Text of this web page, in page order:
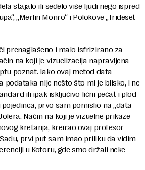
stajalo ili sedelo više ljudi nego ispred
„Merlin Monro“ i Polokove „Trideset
prenaglašeno i malo isfrizirano za
na koji je vizuelizacija napravljena
poznat. Iako ovaj metod data
podataka nije nešto što mi je blisko, i ne
ili ipak isključivo lični pečat i plod
prvo sam pomislio na „data
Način na koji je vizuelne prikaze
kretanja, kreirao ovaj profesor
prvi put sam imao priliku da vidim
u Kotoru, gde smo držali neke